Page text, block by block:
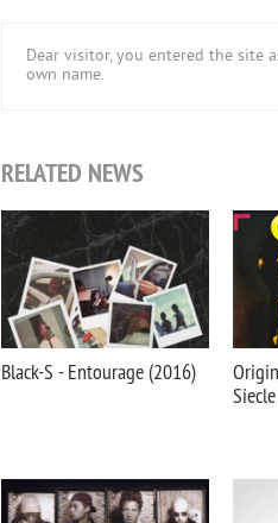
Dear visitor, you entered the site
own name.
RELATED NEWS
Black-S - Entourage (2016)